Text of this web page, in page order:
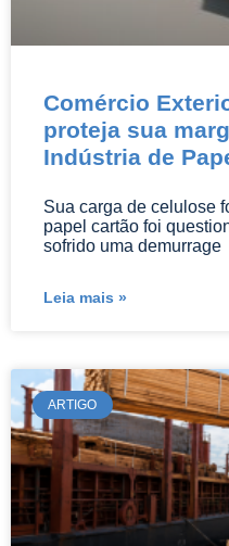
Comércio
proteja sua
Indústria de
Sua carga de celulose
papel cartão foi
sofrido uma demurrage
Leia mais »
ARTIGO